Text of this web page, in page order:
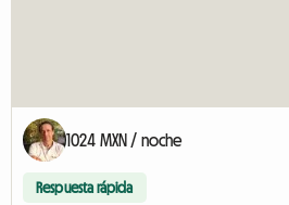
1024 MXN / noche
Respuesta rápida